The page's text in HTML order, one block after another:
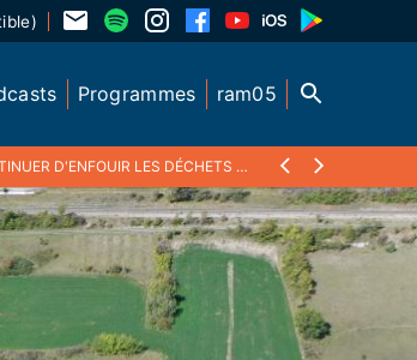
Programmes ram05
LES DÉCHETS SUR PLACE ?